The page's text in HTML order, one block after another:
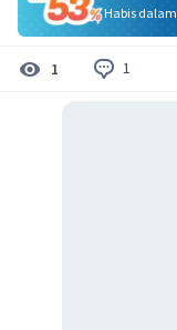
Habis dalam
1 1